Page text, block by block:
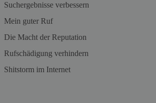
Suchergebnisse verbessern
Mein guter Ruf
Die Macht der Reputation
Rufschädigung verhindern
Shitstorm im Internet